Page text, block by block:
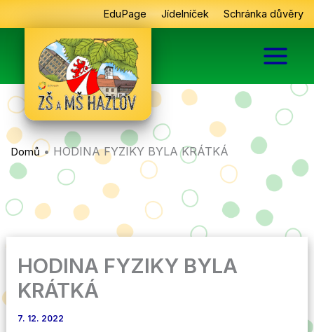
na
EduPage Jídelníček Schránka důvěry
Domů • HODINA FYZIKY BYLA KRÁTKÁ
HODINA FYZIKY BYLA
KRÁTKÁ
7. 12. 2022